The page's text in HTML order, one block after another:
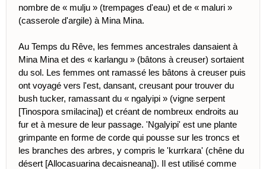
nombre de « mulju » (trempages d'eau) et de « maluri »
(casserole d'argile) à Mina Mina.
Au Temps du Rêve, les femmes ancestrales dansaient à
Mina Mina et des « karlangu » (bâtons à creuser) sortaient
du sol. Les femmes ont ramassé les bâtons à creuser puis
ont voyagé vers l'est, dansant, creusant pour trouver du
bush tucker, ramassant du « ngalyipi » (vigne serpent
[Tinospora smilacina]) et créant de nombreux endroits au
fur et à mesure de leur passage. 'Ngalyipi' est une plante
grimpante en forme de corde qui pousse sur les troncs et
les branches des arbres, y compris le 'kurrkara' (chêne du
désert [Allocasuarina decaisneana]). Il est utilisé comme